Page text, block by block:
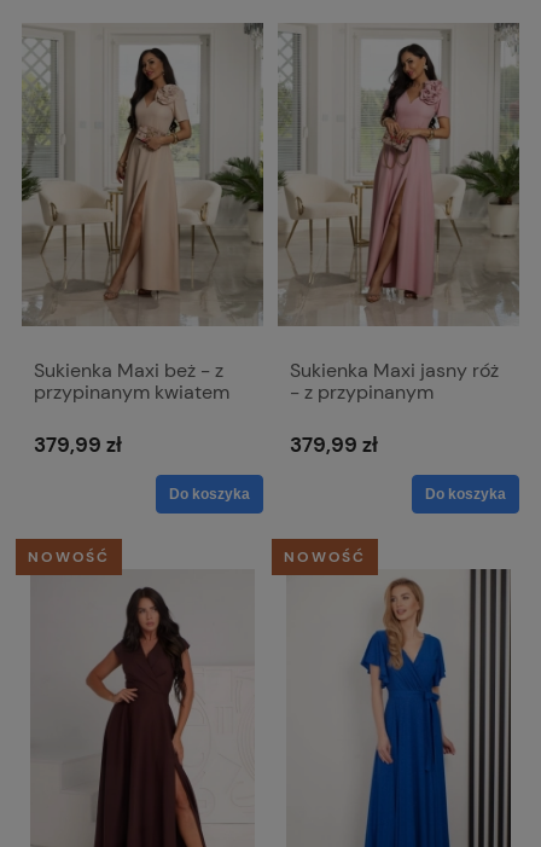
Sukienka Maxi beż - z
przypinanym kwiatem
379,99 zł
Do koszyka
Sukienka Maxi jasny róż
- z przypinanym
379,99 zł
Do koszyka
NOWOŚĆ NOWOŚĆ